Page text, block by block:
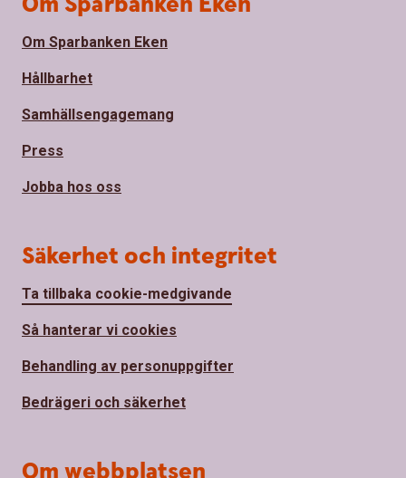
Om Sparbanken Eken
Hållbarhet
Samhällsengagemang
Press
Jobba hos oss
Säkerhet och integritet
Ta tillbaka cookie-medgivande
Så hanterar vi cookies
Behandling av personuppgifter
Bedrägeri och säkerhet